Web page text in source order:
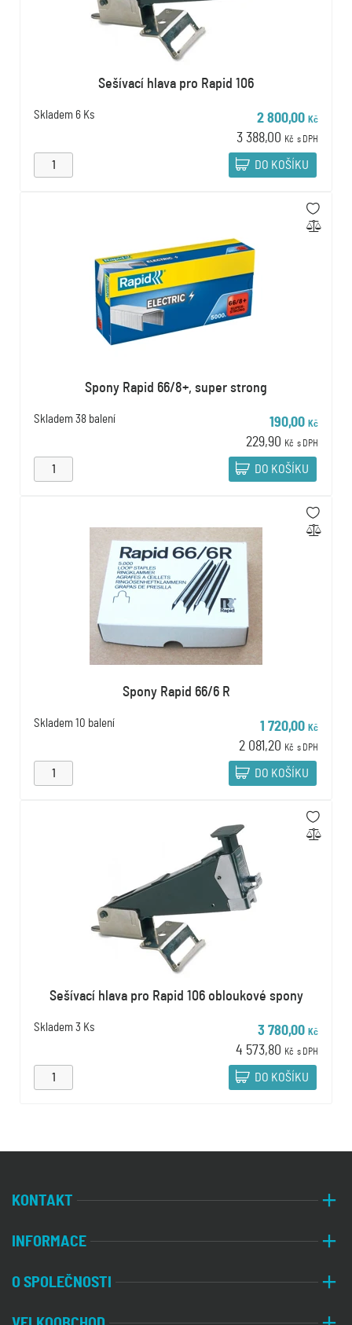
Sešívací hlava pro Rapid 106
Skladem 6 Ks 2 800,00 Kč
3 388,00 Kč s DPH
DO KOŠÍKU
Spony Rapid 66/8+, super strong
Skladem 38 balení 190,00 Kč
229,90 Kč s DPH
DO KOŠÍKU
Spony Rapid 66/6 R
Skladem 10 balení 1 720,00 Kč
2 081,20 Kč s DPH
DO KOŠÍKU
Sešívací hlava pro Rapid 106 obloukové spony
Skladem 3 Ks 3 780,00 Kč
4 573,80 Kč s DPH
DO KOŠÍKU
KONTAKT
INFORMACE
O SPOLEČNOSTI